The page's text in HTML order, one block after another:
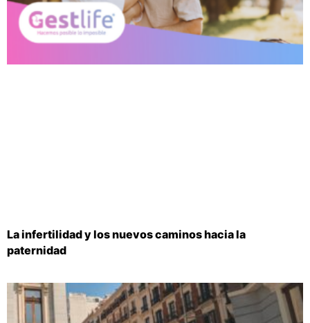
La infertilidad y los nuevos caminos hacia la
paternidad